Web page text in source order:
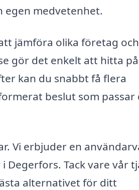
egen medvetenhet.
jämföra olika företag och
gör det enkelt att hitta
kan du snabbt få flera
beslut som passar
Vi erbjuder en
Tack vare vår
alternativet för ditt